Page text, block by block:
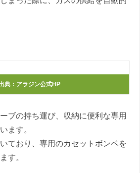
典：アラジン公式HP
ブの持ち運び、収納に便利な専用
ます。
ており、専用のカセットボンベを
す。